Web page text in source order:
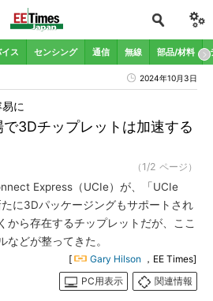
ス センシング 通信 無線 部品/材料
2024年10月3日
で3Dチップレットは加速する
に
（1/2 ページ）
Express（UCIe）が、「UCIe
に3Dパッケージングもサポートされ
から存在するチップレットだが、ここ
などが整ってきた。
[ Gary Hilson ，EE Times]
PC用表示
関連情報